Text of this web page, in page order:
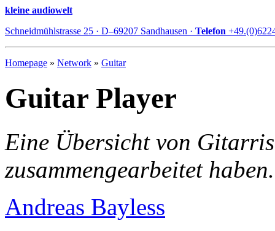
kleine audiowelt
Schneidmühlstrasse 25 · D–69207 Sandhausen · Telefon
Homepage » Network » Guitar
Guitar Player
Eine Übersicht von
zusammengearbeitet haben.
Andreas Bayless